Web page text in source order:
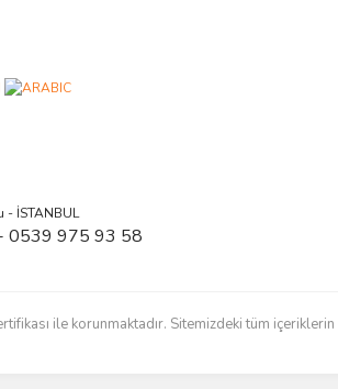
- İSTANBUL
0539 975 93 58
ile korunmaktadır. Sitemizdeki tüm içeriklerin